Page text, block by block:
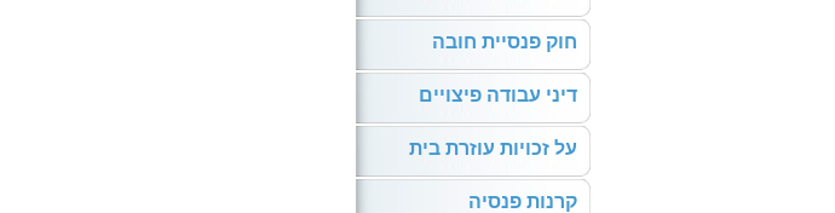
חוק פנסיית חובה
דיני עבודה פיצויים
על זכויות עוזרת בית
קרנות פנסיה